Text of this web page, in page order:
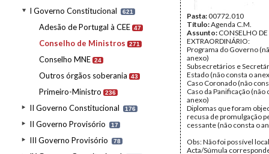
I Governo Constitucional 621
Adesão de Portugal à CEE 47
Conselho de Ministros 271
Conselho MNE 24
Outros órgãos soberania 43
Primeiro-Ministro 236
II Governo Constitucional 176
II Governo Provisório 17
III Governo Provisório 78
Pasta:00772.010
Título:Agenda C.M.
Assunto: CONSELHO
EXTRAORDINÁRIO:
Programa do Governo
anexo)
Subsecretários e
Estado (não consta o
Caso Coronado (não
Caso da Panificação (não
anexo)
Diplomas que foram
recusa de promulgação
cessante (não consta o
Obs: Não foi possível
Acta/Súmula